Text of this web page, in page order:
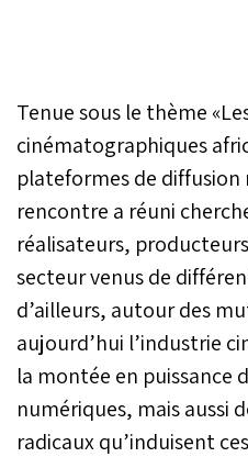
Tenue sous le thème
cinématographiques
plateformes de
rencontre a réuni
réalisateurs,
secteur venus de
d’ailleurs, autour des
aujourd’hui l’industrie
la montée en puissance
numériques, mais aussi
radicaux qu’induisent